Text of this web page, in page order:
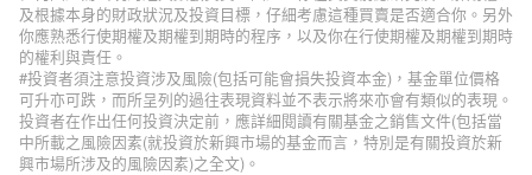
及根據本身的財政狀況及投資目標，仔細考慮這種買賣是否適合你。另外
你應熟悉行使期權及期權到期時的程序，以及你在行使期權及期權到期時
的權利與責任。
#投資者須注意投資涉及風險(包括可能會損失投資本金)，基金單位價格
可升亦可跌，而所呈列的過往表現資料並不表示將來亦會有類似的表現。
投資者在作出任何投資決定前，應詳細閱讀有關基金之銷售文件(包括當
中所載之風險因素(就投資於新興市場的基金而言，特別是有關投資於新
興市場所涉及的風險因素)之全文)。